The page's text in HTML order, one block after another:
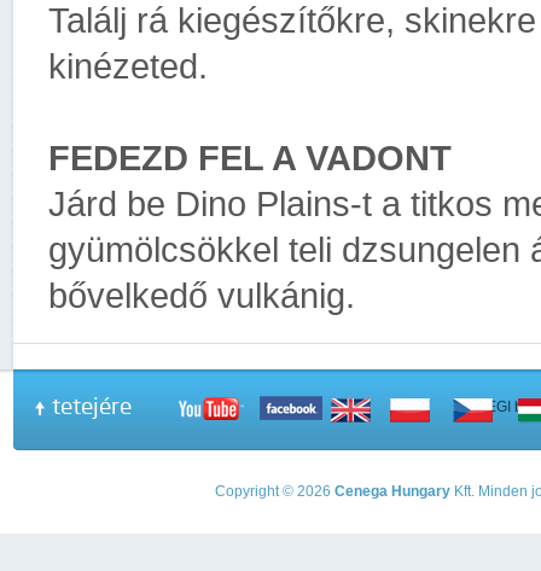
Találj rá kiegészítőkre,
kinézeted.
FEDEZD FEL A VADONT
Járd be Dino Plains-t a titkos
gyümölcsökkel teli dzsungelen
bővelkedő vulkánig.
tetejére A PEGI
Copyright © 2026 Cenega Hungary Kft. Minden